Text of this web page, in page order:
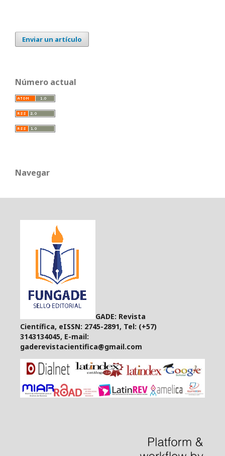
Enviar un artículo
Número actual
Navegar
GADE: Revista
Científica, eISSN: 2745-2891, Tel: (+57)
3143134045, E-mail:
gaderevistacientifica@gmail.com